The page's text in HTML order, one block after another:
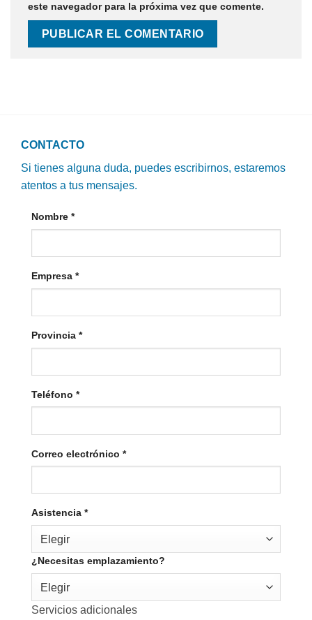
este navegador para la próxima vez que comente.
CONTACTO
Si tienes alguna duda, puedes escribirnos, estaremos
atentos a tus mensajes.
Nombre *
Empresa *
Provincia *
Teléfono *
Correo electrónico *
Asistencia *
Elegir
¿Necesitas emplazamiento?
Elegir
Servicios adicionales